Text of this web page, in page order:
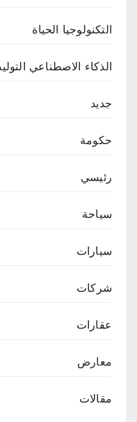
التكنولوجيا الحياة
الذكاء الاصطناعي
جديد
حكومة
رئيسي
سياحة
سيارات
شركات
عقارات
معارض
مقالات